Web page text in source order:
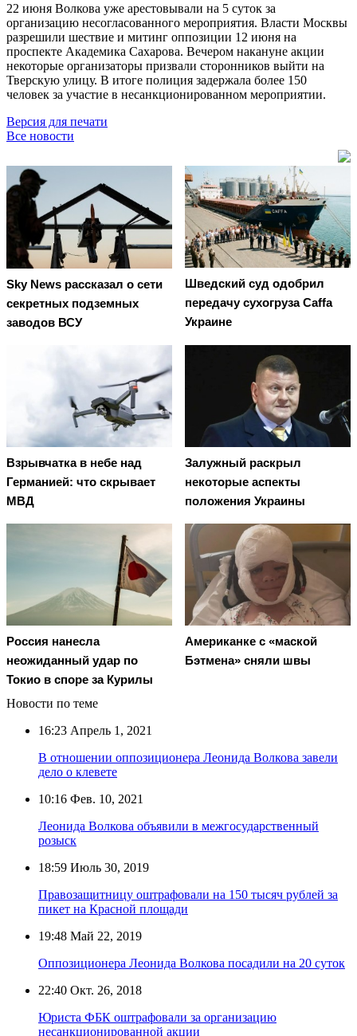
22 июня Волкова уже арестовывали на 5 суток за
организацию несогласованного мероприятия. Власти Москвы
разрешили шествие и митинг оппозиции 12 июня на
проспекте Академика Сахарова. Вечером накануне акции
некоторые организаторы призвали сторонников выйти на
Тверскую улицу. В итоге полиция задержала более 150
человек за участие в несанкционированном мероприятии.
Версия для печати
Все новости
Sky News рассказал о сети
секретных подземных
заводов ВСУ
Шведский суд одобрил
передачу сухогруза Caffa
Украине
Взрывчатка в небе над
Германией: что скрывает
МВД
Залужный раскрыл
некоторые аспекты
положения Украины
Россия нанесла
неожиданный удар по
Токио в споре за Курилы
Американке с «маской
Бэтмена» сняли швы
Новости по теме
16:23 Апрель 1, 2021
В отношении оппозиционера Леонида Волкова завели
дело о клевете
10:16 Фев. 10, 2021
Леонида Волкова объявили в межгосударственный
розыск
18:59 Июль 30, 2019
Правозащитницу оштрафовали на 150 тысяч рублей за
пикет на Красной площади
19:48 Май 22, 2019
Оппозиционера Леонида Волкова посадили на 20 суток
22:40 Окт. 26, 2018
Юриста ФБК оштрафовали за организацию
несанкционированной акции